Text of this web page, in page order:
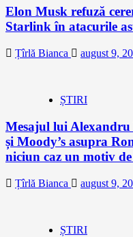
Elon Musk refuză
Starlink în atacurile
Țîrlă Bianca august 9,
ȘTIRI
Mesajul lui
și Moody’s asupra
niciun caz un motiv
Țîrlă Bianca august 9,
ȘTIRI